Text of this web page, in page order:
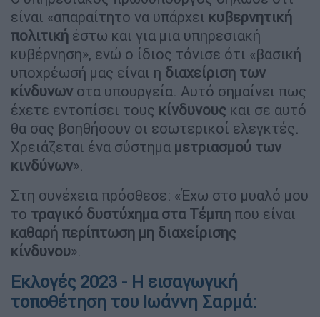
είναι «απαραίτητο να υπάρχει κυβερνητική
πολιτική έστω και για μια υπηρεσιακή
κυβέρνηση», ενώ ο ίδιος τόνισε ότι «βασική
υποχρέωσή μας είναι η διαχείριση των
κίνδυνων στα υπουργεία. Αυτό σημαίνει πως
έχετε εντοπίσει τους κίνδυνους και σε αυτό
θα σας βοηθήσουν οι εσωτερικοί ελεγκτές.
Χρειάζεται ένα σύστημα μετριασμού των
κινδύνων».
Στη συνέχεια πρόσθεσε: «Έχω στο μυαλό μου
το τραγικό δυστύχημα στα Τέμπη που είναι
καθαρή περίπτωση μη διαχείρισης
κίνδυνου».
Εκλογές 2023 - Η εισαγωγική
τοποθέτηση του Ιωάννη Σαρμά: